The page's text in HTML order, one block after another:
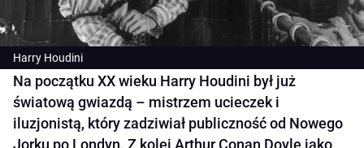
Harry Houdini
Na początku XX wieku Harry Houdini był już
światową gwiazdą – mistrzem ucieczek i
iluzjonistą, który zadziwiał publiczność od Nowego
Jorku po Londyn. Z kolei Arthur Conan Doyle jako